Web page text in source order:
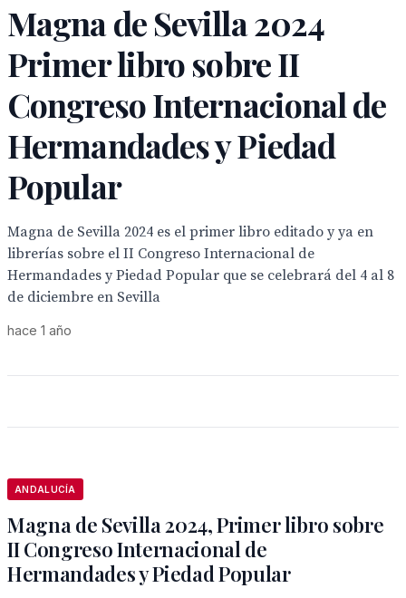
Magna de Sevilla 2024
Primer libro sobre II
Congreso Internacional de
Hermandades y Piedad
Popular
Magna de Sevilla 2024 es el primer libro editado y ya en
librerías sobre el II Congreso Internacional de
Hermandades y Piedad Popular que se celebrará del 4 al 8
de diciembre en Sevilla
hace 1 año
ANDALUCÍA
Magna de Sevilla 2024, Primer libro sobre
II Congreso Internacional de
Hermandades y Piedad Popular